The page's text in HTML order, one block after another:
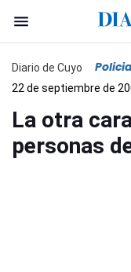
Diario de Cuyo
22 de septiembre de
La otra
personas